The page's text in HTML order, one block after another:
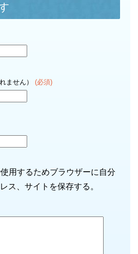
ません） (必須)
用するためブラウザーに自分
ス、サイトを保存する。